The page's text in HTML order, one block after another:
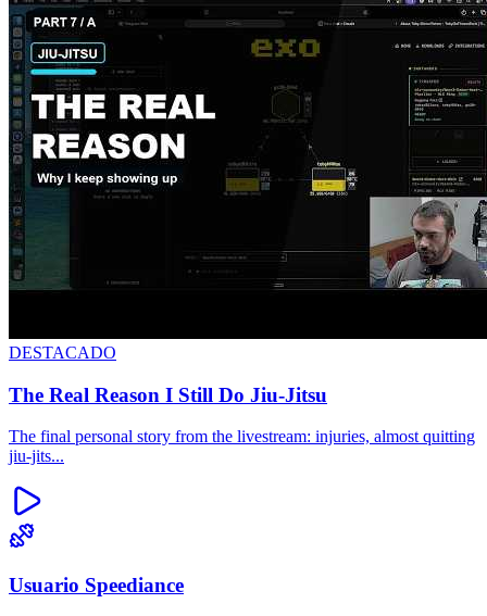
DESTACADO
The Real Reason I Still Do Jiu-Jitsu
The final personal story from the livestream: injuries, almost quitting
jiu-jits...
Usuario Speediance